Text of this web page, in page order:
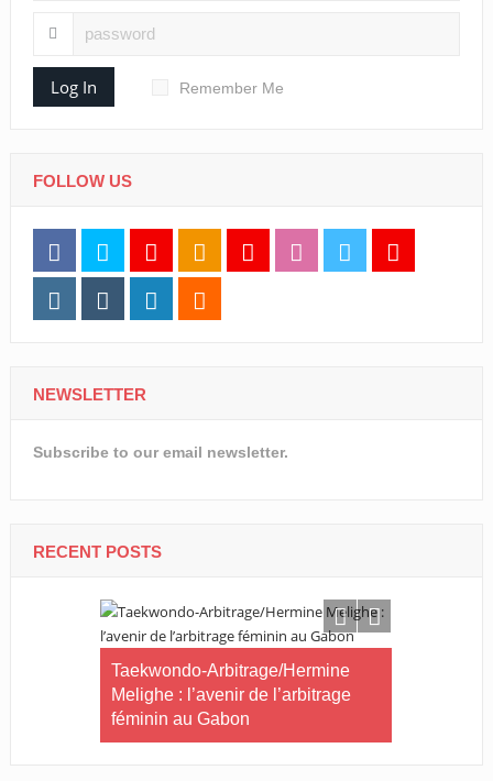
Log In Remember Me
FOLLOW US
NEWSLETTER
Subscribe to our email newsletter.
RECENT POSTS
Taekwondo-Arbitrage/Hermine
Melighe : l’avenir de l’arbitrage
féminin au Gabon